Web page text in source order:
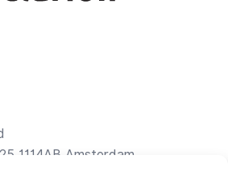
1114AB Amsterdam